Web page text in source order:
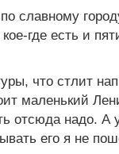
по славному
где есть и
что стлит
маленький
отсюда надо. А
его я не